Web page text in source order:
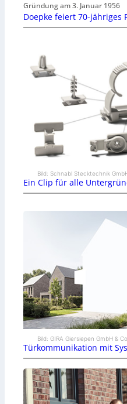
Gründung am 3. Januar 1956
Doepke feiert 70-jähriges
Bild: Schnabl Stecktechnik
Ein Clip für alle
Bild: GIRA Giersiepen GmbH &
Türkommunikation mit